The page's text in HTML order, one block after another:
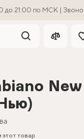
до 21:00 по МСК |
New
этот товар